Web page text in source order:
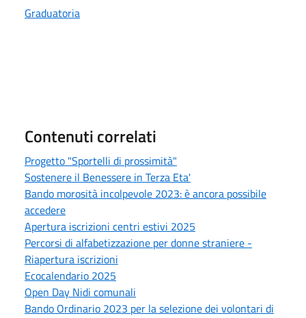
Graduatoria
Contenuti correlati
Progetto "Sportelli di prossimità"
Sostenere il Benessere in Terza Eta'
Bando morosità incolpevole 2023: è ancora possibile
accedere
Apertura iscrizioni centri estivi 2025
Percorsi di alfabetizzazione per donne straniere -
Riapertura iscrizioni
Ecocalendario 2025
Open Day Nidi comunali
Bando Ordinario 2023 per la selezione dei volontari di